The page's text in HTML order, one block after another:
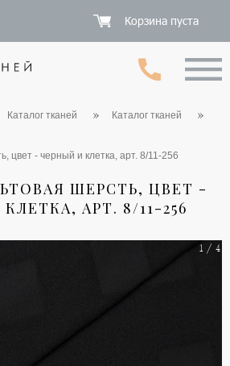
Корзина пуста
Каталог тканей
Каталог тканей
цвет - черный и клетка, арт. 8/11-256
ШЕРСТЬ, ЦВЕТ -
АРТ. 8/11-256
1 / 4